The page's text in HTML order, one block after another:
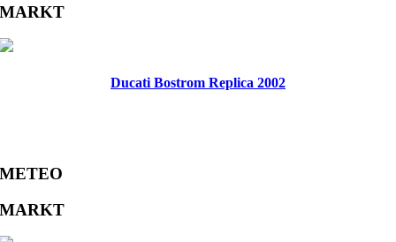
Facebook
Twitter
Reddit
LinkedIn
WhatsApp
Tumblr
Pinterest
Vk
Xing
Email
MARKT
Ducati Bostrom Replica 2002
METEO
MARKT